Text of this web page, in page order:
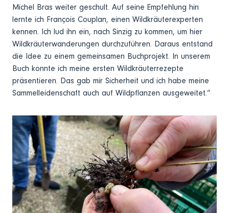
Michel Bras weiter geschult. Auf seine Empfehlung hin
lernte ich François Couplan, einen Wildkräuterexperten
kennen. Ich lud ihn ein, nach Sinzig zu kommen, um hier
Wildkräuterwanderungen durchzuführen. Daraus entstand
die Idee zu einem gemeinsamen Buchprojekt. In unserem
Buch konnte ich meine ersten Wildkräuterrezepte
präsentieren. Das gab mir Sicherheit und ich habe meine
Sammelleidenschaft auch auf Wildpflanzen ausgeweitet.“